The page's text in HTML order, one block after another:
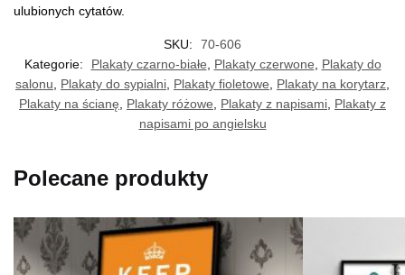
ulubionych cytatów.
SKU:
70-606
Kategorie:
Plakaty czarno-białe, Plakaty czerwone, Plakaty do
salonu, Plakaty do sypialni, Plakaty fioletowe, Plakaty na korytarz,
Plakaty na ścianę, Plakaty różowe, Plakaty z napisami, Plakaty z
napisami po angielsku
Polecane produkty